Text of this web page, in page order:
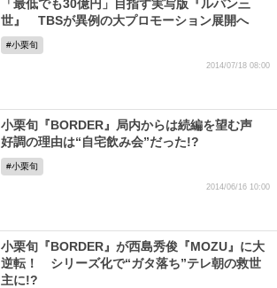
「最低でも30億円」目指す実写版『ルパン三
世』 TBSが異例の大プロモーション展開へ
小栗旬
2014/07/18 08:00
小栗旬『BORDER』局内からは続編を望む声
好調の理由は“自宅飲み会”だった!?
小栗旬
2014/06/16 10:00
小栗旬『BORDER』が西島秀俊『MOZU』に大
逆転！ シリーズ化で“ガタ落ち”テレ朝の救世
主に!?